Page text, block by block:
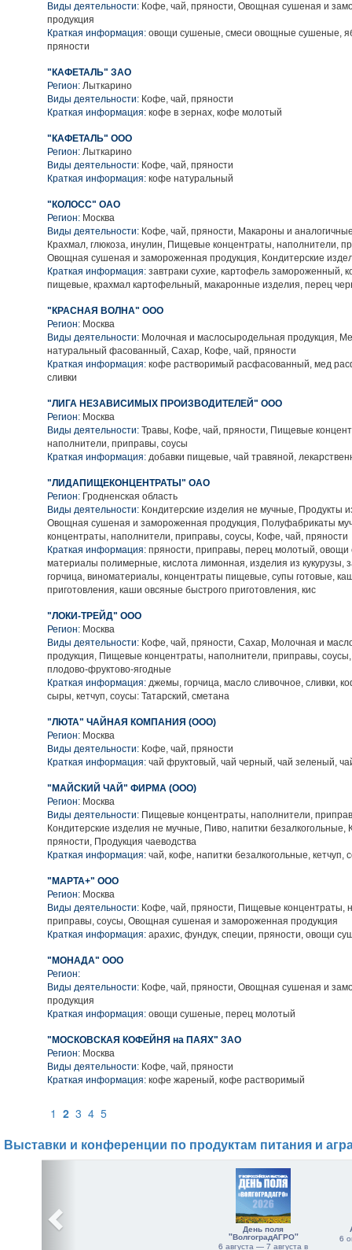
Виды деятельности: Кофе, чай, пряности, Овощная сушеная и
продукция
Краткая информация: овощи сушеные, смеси овощные сушеные,
пряности
"КАФЕТАЛЬ" ЗАО
Регион: Лыткарино
Виды деятельности: Кофе, чай, пряности
Краткая информация: кофе в зернах, кофе молотый
"КАФЕТАЛЬ" ООО
Регион: Лыткарино
Виды деятельности: Кофе, чай, пряности
Краткая информация: кофе натуральный
"КОЛОСС" ОАО
Регион: Москва
Виды деятельности: Кофе, чай, пряности, Макароны и
Крахмал, глюкоза, инулин, Пищевые концентраты, наполнители,
Овощная сушеная и замороженная продукция, Кондитерские
Краткая информация: завтраки сухие, картофель замороженный,
пищевые, крахмал картофельный, макаронные изделия, перец
"КРАСНАЯ ВОЛНА" ООО
Регион: Москва
Виды деятельности: Молочная и маслосыродельная продукция,
натуральный фасованный, Сахар, Кофе, чай, пряности
Краткая информация: кофе растворимый расфасованный, мед
сливки
"ЛИГА НЕЗАВИСИМЫХ ПРОИЗВОДИТЕЛЕЙ" ООО
Регион: Москва
Виды деятельности: Травы, Кофе, чай, пряности, Пищевые
наполнители, приправы, соусы
Краткая информация: добавки пищевые, чай травяной,
"ЛИДАПИЩЕКОНЦЕНТРАТЫ" ОАО
Регион: Гродненская область
Виды деятельности: Кондитерские изделия не мучные, Продукты
Овощная сушеная и замороженная продукция, Полуфабрикаты
концентраты, наполнители, приправы, соусы, Кофе, чай, пряности
Краткая информация: пряности, приправы, перец молотый,
материалы полимерные, кислота лимонная, изделия из кукурузы,
горчица, виноматериалы, концентраты пищевые, супы готовые,
приготовления, каши овсяные быстрого приготовления, кис
"ЛОКИ-ТРЕЙД" ООО
Регион: Москва
Виды деятельности: Кофе, чай, пряности, Сахар, Молочная и
продукция, Пищевые концентраты, наполнители, приправы,
плодово-фруктово-ягодные
Краткая информация: джемы, горчица, масло сливочное, сливки,
сыры, кетчуп, соусы: Татарский, сметана
"ЛЮТА" ЧАЙНАЯ КОМПАНИЯ (ООО)
Регион: Москва
Виды деятельности: Кофе, чай, пряности
Краткая информация: чай фруктовый, чай черный, чай зеленый,
"МАЙСКИЙ ЧАЙ" ФИРМА (ООО)
Регион: Москва
Виды деятельности: Пищевые концентраты, наполнители,
Кондитерские изделия не мучные, Пиво, напитки безалкогольные,
пряности, Продукция чаеводства
Краткая информация: чай, кофе, напитки безалкогольные, кетчуп,
"МАРТА+" ООО
Регион: Москва
Виды деятельности: Кофе, чай, пряности, Пищевые концентраты,
приправы, соусы, Овощная сушеная и замороженная продукция
Краткая информация: арахис, фундук, специи, пряности, овощи
"МОНАДА" ООО
Регион:
Виды деятельности: Кофе, чай, пряности, Овощная сушеная и
продукция
Краткая информация: овощи сушеные, перец молотый
"МОСКОВСКАЯ КОФЕЙНЯ на ПАЯХ" ЗАО
Регион: Москва
Виды деятельности: Кофе, чай, пряности
Краткая информация: кофе жареный, кофе растворимый
1 2 3 4 5
Выставки и конференции по продуктам питания и
День поля
"ВолгоградАГРО"
6 августа — 7 августа в
6